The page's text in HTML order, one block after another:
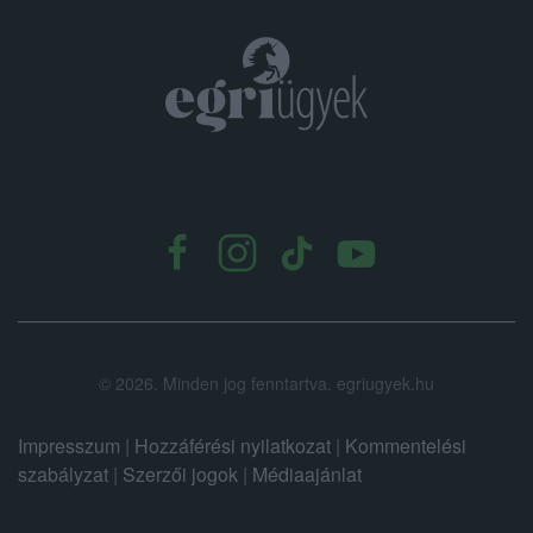
© 2026. Minden jog fenntartva. egriugyek.hu
Impresszum | Hozzáférési nyilatkozat | Kommentelési
szabályzat | Szerzői jogok | Médiaajánlat